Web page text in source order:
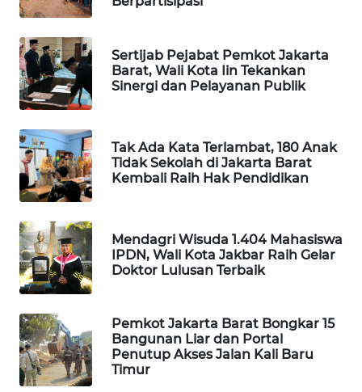
Sertijab Pejabat Pemkot Jakarta
Barat, Wali Kota Iin Tekankan
Sinergi dan Pelayanan Publik
Tak Ada Kata Terlambat, 180 Anak
Tidak Sekolah di Jakarta Barat
Kembali Raih Hak Pendidikan
Mendagri Wisuda 1.404 Mahasiswa
IPDN, Wali Kota Jakbar Raih Gelar
Doktor Lulusan Terbaik
Pemkot Jakarta Barat Bongkar 15
Bangunan Liar dan Portal
Penutup Akses Jalan Kali Baru
Timur
KONSUMEN
FORWAMKI
ALPERKLINAS
FORJASIDA
TAMBANG
NEWS
SITUNGIR
NEWS
SIDIKALANG
NEWS